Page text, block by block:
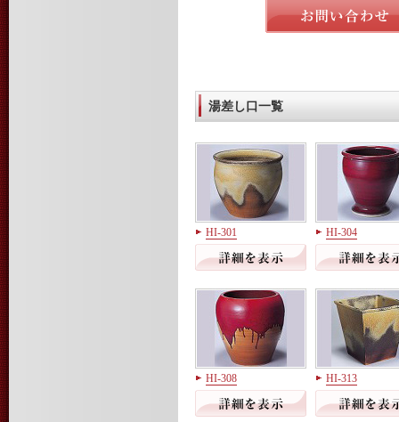
湯差し口一覧
HI-301 HI-304
HI-308 HI-313